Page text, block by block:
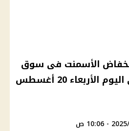
الأسمنت فى سوق
مواد البناء المصري اليوم الأربعاء 20 أغسطس